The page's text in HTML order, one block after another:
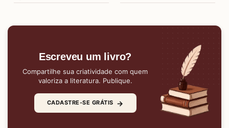
Escreveu um livro?
Compartilhe sua criatividade com quem
valoriza a literatura. Publique.
CADASTRE-SE GRÁTIS →